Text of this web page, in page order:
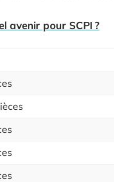
avenir pour SCPI ?